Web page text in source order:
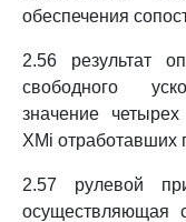
обеспечения
2.56 результат
свободного
значение
XMi отработавших
2.57 рулевой
осуществляющая